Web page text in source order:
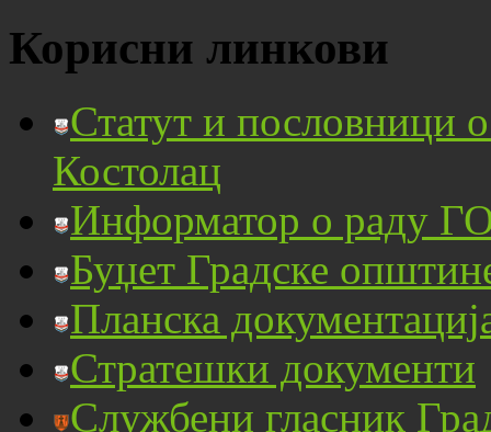
Корисни линкови
Статут и пословници
Костолац
Информатор о раду
Буџет Градске
Планска
Стратешки документи
Службени гласник